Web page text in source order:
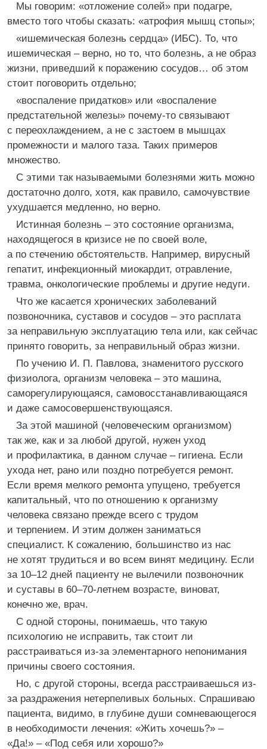
Мы говорим: «отложение солей» при подагре,
вместо того чтобы сказать: «атрофия мышц стопы»;
«ишемическая болезнь сердца» (ИБС). То, что
ишемическая – верно, но то, что болезнь, а не образ
жизни, приведший к поражению сосудов… об этом
стоит поговорить отдельно;
«воспаление придатков» или «воспаление
предстательной железы» почему-то связывают
с переохлаждением, а не с застоем в мышцах
промежности и малого таза. Таких примеров
множество.
С этими так называемыми болезнями жить можно
достаточно долго, хотя, как правило, самочувствие
ухудшается медленно, но верно.
Истинная болезнь – это состояние организма,
находящегося в кризисе не по своей воле,
а по стечению обстоятельств. Например, вирусный
гепатит, инфекционный миокардит, отравление,
травма, онкологические проблемы и другие недуги.
Что же касается хронических заболеваний
позвоночника, суставов и сосудов – это расплата
за неправильную эксплуатацию тела или, как сейчас
принято говорить, за неправильный образ жизни.
По учению И. П. Павлова, знаменитого русского
физиолога, организм человека – это машина,
саморегулирующаяся, самовосстанавливающаяся
и даже самосовершенствующаяся.
За этой машиной (человеческим организмом)
так же, как и за любой другой, нужен уход
и профилактика, в данном случае – гигиена. Если
ухода нет, рано или поздно потребуется ремонт.
Если время мелкого ремонта упущено, требуется
капитальный, что по отношению к организму
человека связано прежде всего с трудом
и терпением. И этим должен заниматься
специалист. К сожалению, большинство из нас
не хотят трудиться и во всем винят медицину. Если
за 10–12 дней пациенту не вылечили позвоночник
и суставы в 60–70-летнем возрасте, виноват,
конечно же, врач.
С одной стороны, понимаешь, что такую
психологию не исправить, так стоит ли
расстраиваться из-за элементарного непонимания
причины своего состояния.
Но, с другой стороны, всегда расстраиваешься из-
за раздражения нетерпеливых больных. Спрашиваю
пациента, видимо, в глубине души сомневающегося
в необходимости лечения: «Жить хочешь?» –
«Да!» – «Под себя или хорошо?»